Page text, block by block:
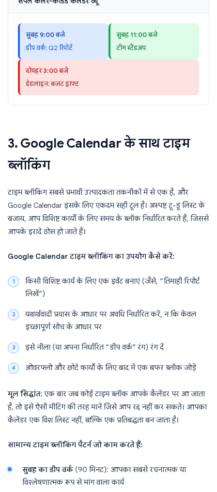
सुबह 9:00 बजे
डीप वर्क: Q2 रिपोर्ट
सुबह 11:00 बजे
टीम स्टैंडअप
दोपहर 3:00 बजे
डेडलाइन: बजट ड्राफ्ट
3. Google Calendar के साथ टाइम
ब्लॉकिंग
टाइम ब्लॉकिंग सबसे प्रभावी उत्पादकता तकनीकों में से एक है, और
Google Calendar इसके लिए एकदम सही टूल है। अस्पष्ट टू-डू लिस्ट के
बजाय, आप विशिष्ट कार्यों के लिए समय के ब्लॉक निर्धारित करते हैं, जिससे
आपके इरादे ठोस हो जाते हैं।
Google Calendar टाइम ब्लॉकिंग का उपयोग कैसे करें:
किसी विशिष्ट कार्य के लिए एक इवेंट बनाएं (जैसे, “तिमाही रिपोर्ट
लिखें”)
यथार्थवादी प्रयास के आधार पर अवधि निर्धारित करें, न कि केवल
इच्छापूर्ण सोच के आधार पर
इसे नीला (या अपना निर्धारित “डीप वर्क” रंग) रंग दें
ओवरफ्लो और छोटे कार्यों के लिए बाद में एक बफर ब्लॉक जोड़ें
मूल सिद्धांत: एक बार जब कोई टाइम ब्लॉक आपके कैलेंडर पर आ जाता
है, तो इसे ऐसी मीटिंग की तरह मानें जिसे आप रद्द नहीं कर सकते। आपका
कैलेंडर एक विश लिस्ट नहीं, बल्कि एक प्रतिबद्धता बन जाता है।
सामान्य टाइम ब्लॉकिंग पैटर्न जो काम करते हैं:
सुबह का डीप वर्क (90 मिनट): आपका सबसे रचनात्मक या
विश्लेषणात्मक रूप से मांग वाला कार्य